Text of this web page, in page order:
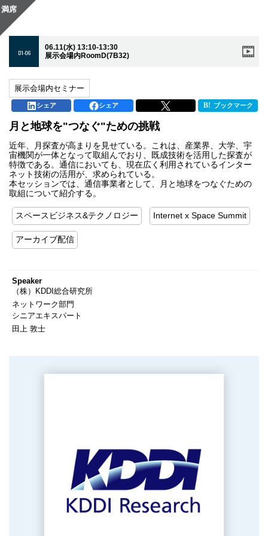
D1-06
06.11(水) 13:10-13:30
展示会場内RoomD(7B32)
展示会場内セミナー
シェア シェア ブックマーク
満席
月と地球を"つなぐ"ための挑戦
近年、月探査が高まりを見せている。これは、産業界、大学、宇
宙機関が一体となって取組んでおり、既成技術を活用した探査が
特徴である。通信においても、現在広く利用されているインター
ネット技術の活用が、求められている。
本セッションでは、通信事業者として、月と地球をつなぐための
取組について紹介する。
スペースビジネス&テクノロジー Internet x Space Summit
アーカイブ配信
Speaker
（株）KDDI総合研究所
ネットワーク部門
シニアエキスパート
田上 敦士